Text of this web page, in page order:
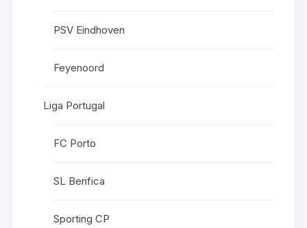
PSV Eindhoven
Feyenoord
Liga Portugal
FC Porto
SL Benfica
Sporting CP